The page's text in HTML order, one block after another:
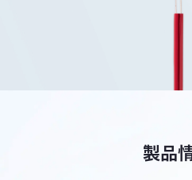
製品